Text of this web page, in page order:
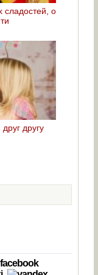
сладостей, о
другу